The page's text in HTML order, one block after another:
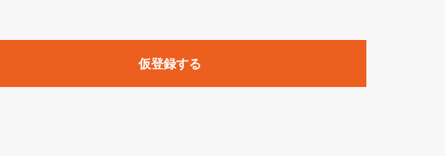
、当社が提供する以下のサービス（名称や内容が変更された場合、変更後のサービスを含
ビスに関連して当社が実施するイベントやキャンペーンをいいます。
」「CodeZine」「MarkeZine」「EnterpriseZine」「ECzine」「Biz/Zine」「HRzine」
仮登録する